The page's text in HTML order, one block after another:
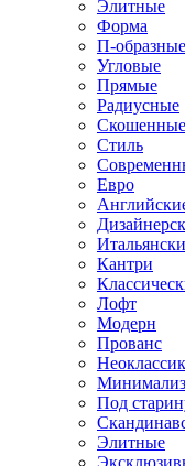
Элитные
Форма
П-образные
Угловые
Прямые
Радиусные
Стиль
Евро
Кантри
Лофт
Модерн
Прованс
Под
Элитные